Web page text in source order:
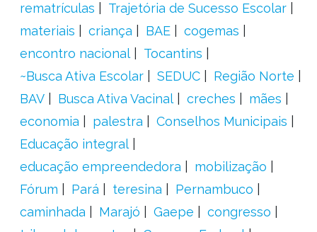
rematrículas
Trajetória de Sucesso Escolar
materiais
criança BAE
cogemas
encontro nacional
Tocantins
~Busca Ativa Escolar
SEDUC
Região Norte
BAV
Busca Ativa Vacinal creches
mães
economia
palestra
Conselhos Municipais
Educação integral
educação empreendedora
mobilização
Fórum
Pará teresina
Pernambuco
caminhada
Marajó Gaepe
congresso